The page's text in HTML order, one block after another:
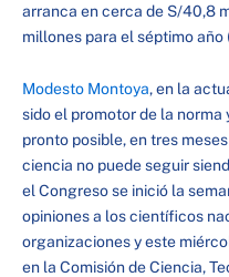
arranca en cerca de S/40,8
millones para el séptimo año
Modesto Montoya, en la
sido el promotor de la norma
pronto posible, en tres
ciencia no puede seguir
el Congreso se inició la
opiniones a los científicos
organizaciones y este
en la Comisión de Ciencia,